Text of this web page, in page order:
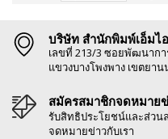
บริษัท สำนักพิมพ์เอ็มไ
เลขที่ 213/3 ซอยพัฒนากา
แขวงบางโพงพาง เขตยาน
สมัครสมาชิกจดหมาย
รับสิทธิประโยชน์และส่วน
จดหมายข่าวกับเรา